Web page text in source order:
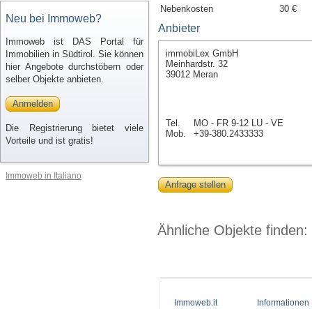
Neu bei Immoweb?
Immoweb ist DAS Portal für
Immobilien in Südtirol. Sie können
hier Angebote durchstöbern oder
selber Objekte anbieten.
Anmelden
Die Registrierung bietet viele
Vorteile und ist gratis!
Immoweb in Italiano
Nebenkosten
30 €
Anbieter
immobiLex GmbH
Meinhardstr. 32
39012 Meran
Tel.
MO - FR 9-12 LU - VE
Mob.
+39-380.2433333
Anfrage stellen
Ähnliche Objekte finden:
Immoweb.it Informationen